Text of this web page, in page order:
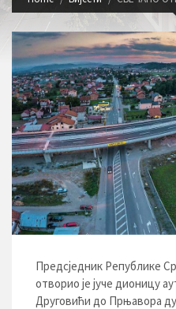
Предсједник Републике
отворио је јуче дионицу
Друговићи до Прњавора